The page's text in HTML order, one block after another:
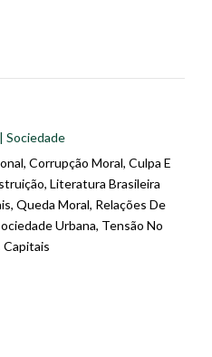
Sociedade
, Corrupção Moral, Culpa E
, Literatura Brasileira
, Queda Moral, Relações De
Urbana, Tensão No
Capitais